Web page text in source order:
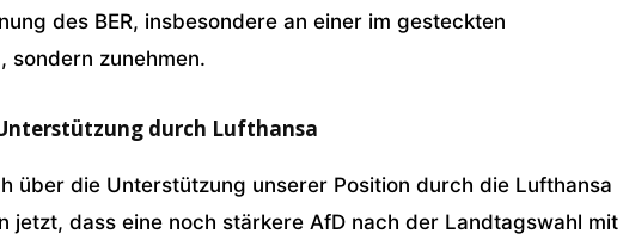
des BER, insbesondere an einer im gesteckten
sondern zunehmen.
durch Lufthansa
über die Unterstützung unserer Position durch die Lufthansa
jetzt, dass eine noch stärkere AfD nach der Landtagswahl mit